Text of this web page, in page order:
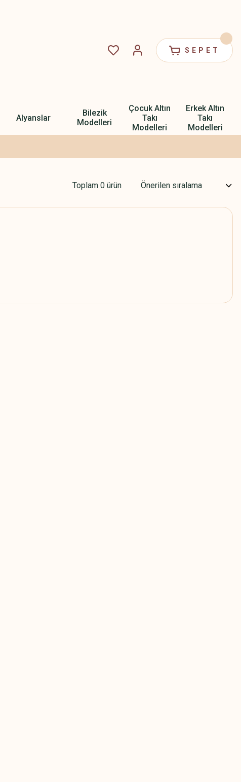
SEPET
Alyanslar
Bilezik
Modelleri
Çocuk Altın
Takı
Modelleri
Erkek Altın
Takı
Modelleri
Toplam 0 ürün